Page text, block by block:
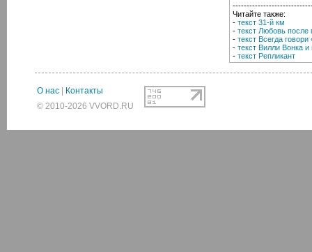
Читайте также:
- текст 31-й км
- текст Любовь после
- текст Всегда говори
- текст Вилли Вонка
- текст Репликант
О нас
Контакты
© 2010-2026 VVORD.RU